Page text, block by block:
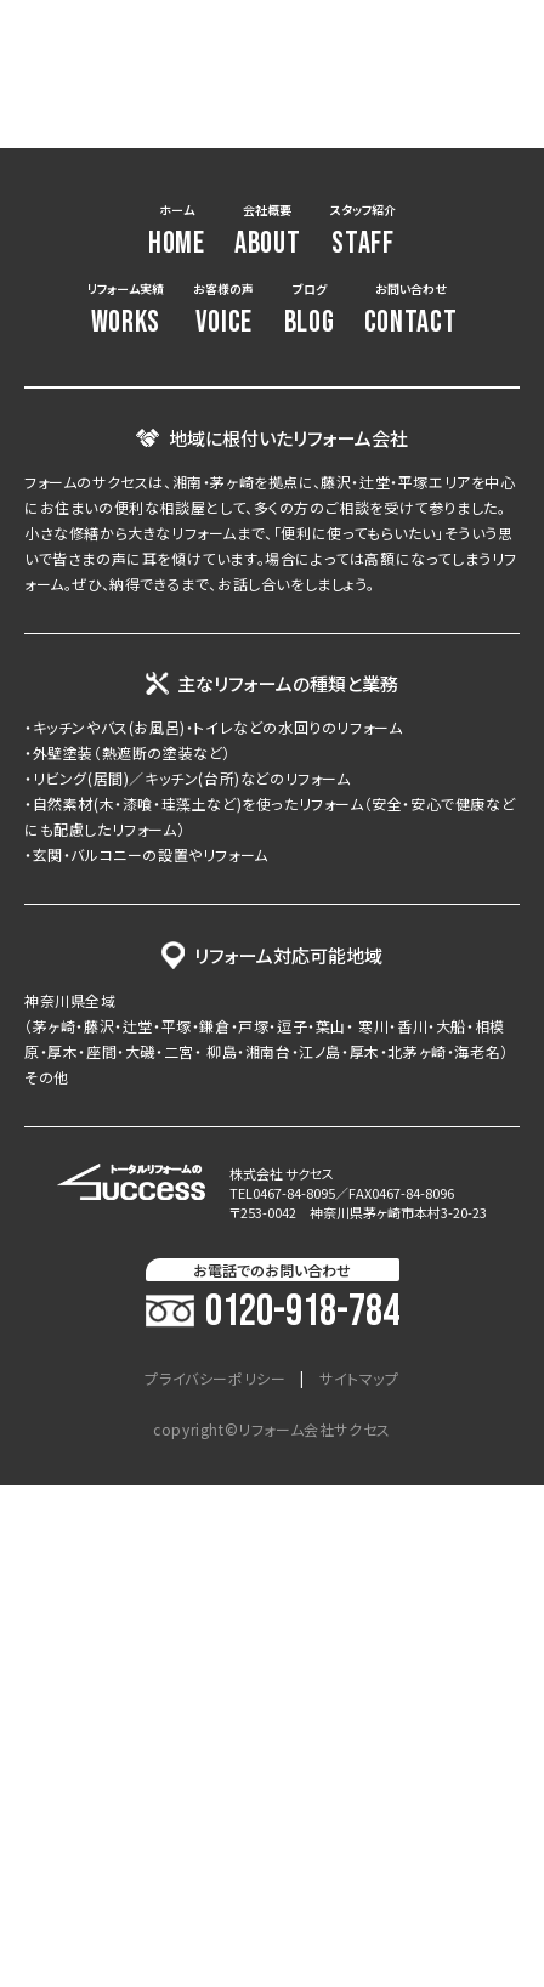
ホーム
HOME
会社概要
ABOUT
スタッフ紹介
STAFF
リフォーム実績
WORKS
お客様の声
VOICE
ブログ
BLOG
お問い合わせ
CONTACT
地域に根付いたリフォーム会社
フォームのサクセスは、湘南・茅ヶ崎を拠点に、藤沢・辻堂・平塚エリアを中心
にお住まいの便利な相談屋として、多くの方のご相談を受けて参りました。
小さな修繕から大きなリフォームまで、「便利に使ってもらいたい」そういう思
いで皆さまの声に耳を傾けています。場合によっては高額になってしまうリフ
ォーム。ぜひ、納得できるまで、お話し合いをしましょう。
主なリフォームの種類と業務
・キッチンやバス(お風呂)・トイレなどの水回りのリフォーム
・外壁塗装（熱遮断の塗装など）
・リビング(居間)／キッチン(台所)などのリフォーム
・自然素材(木・漆喰・珪藻土など)を使ったリフォーム（安全・安心で健康など
にも配慮したリフォーム）
・玄関・バルコニーの設置やリフォーム
リフォーム対応可能地域
神奈川県全域
（茅ヶ崎・藤沢・辻堂・平塚・鎌倉・戸塚・逗子・葉山・ 寒川・香川・大船・相模
原・厚木・座間・大磯・二宮・ 柳島・湘南台・江ノ島・厚木・北茅ヶ崎・海老名）
その他
株式会社 サクセス
TEL0467-84-8095／FAX0467-84-8096
〒253-0042 神奈川県茅ヶ崎市本村3-20-23
お電話でのお問い合わせ
0120-918-784
copyright©リフォーム会社サクセス
プライバシーポリシー サイトマップ